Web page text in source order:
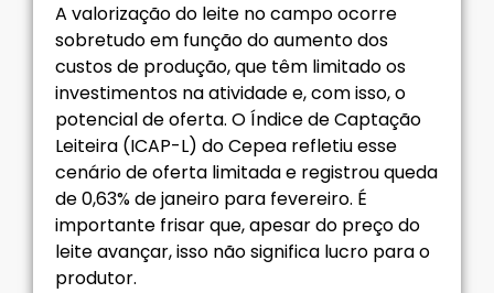
A valorização do leite no campo ocorre
sobretudo em função do aumento dos
custos de produção, que têm limitado os
investimentos na atividade e, com isso, o
potencial de oferta. O Índice de Captação
Leiteira (ICAP-L) do Cepea refletiu esse
cenário de oferta limitada e registrou queda
de 0,63% de janeiro para fevereiro. É
importante frisar que, apesar do preço do
leite avançar, isso não significa lucro para o
produtor.